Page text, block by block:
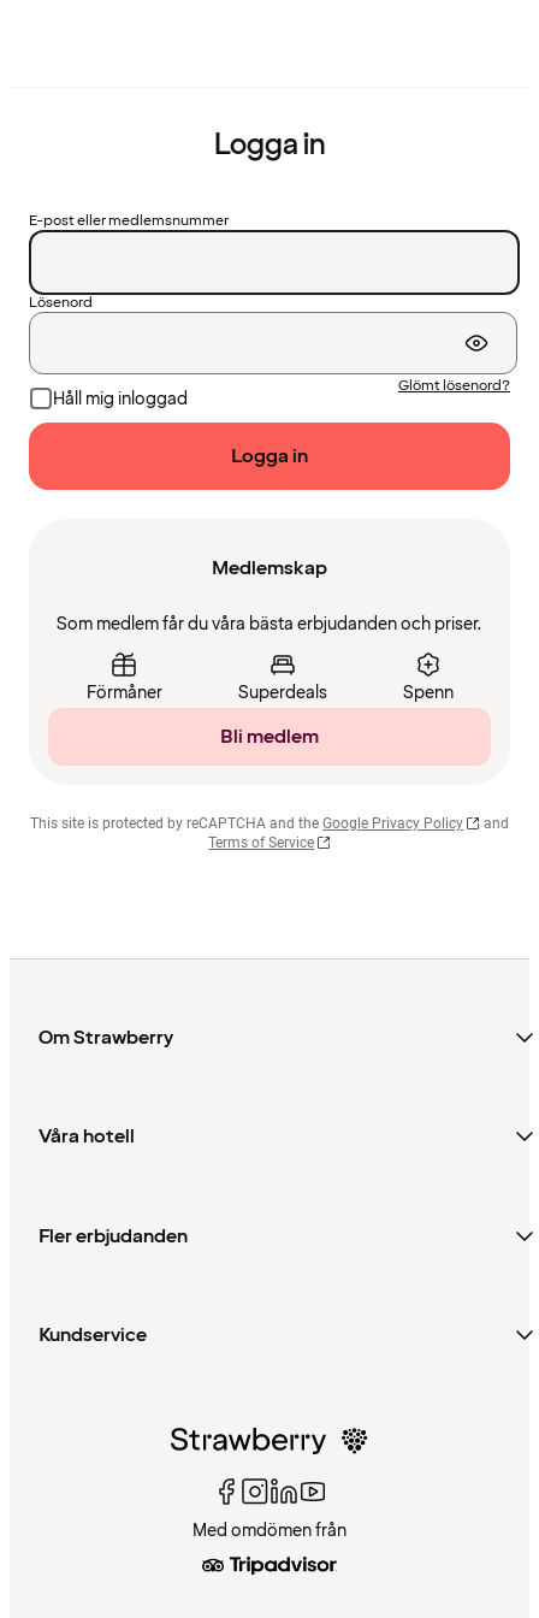
Logga in
E-post eller medlemsnummer
Lösenord
Håll mig inloggad
Glömt lösenord?
Logga in
Medlemskap
Som medlem får du våra bästa erbjudanden och priser.
Förmåner Superdeals Spenn
Bli medlem
This site is protected by reCAPTCHA and the Google Privacy Policy
and
Terms of Service
Om Strawberry
Våra hotell
Fler erbjudanden
Kundservice
Med omdömen från